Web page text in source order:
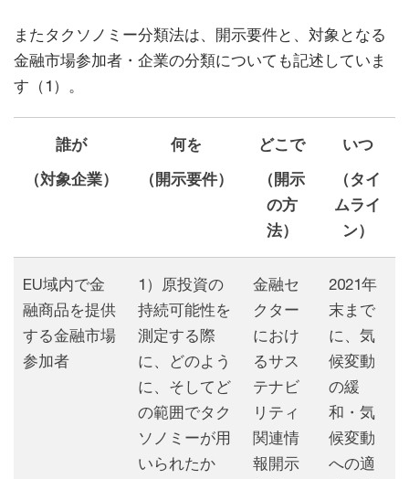
またタクソノミー分類法は、開示要件と、対象となる
金融市場参加者・企業の分類についても記述していま
す（1）。
誰が
（対象企業）
何を
（開示要件）
どこで
（開示
の方
法）
いつ
（タイ
ムライ
ン）
EU域内で金
融商品を提供
する金融市場
参加者
1）原投資の
持続可能性を
測定する際
に、どのよう
に、そしてど
の範囲でタク
ソノミーが用
いられたか
金融セ
クター
におけ
るサス
テナビ
リティ
関連情
報開示
2021年
末まで
に、気
候変動
の緩
和・気
候変動
への適